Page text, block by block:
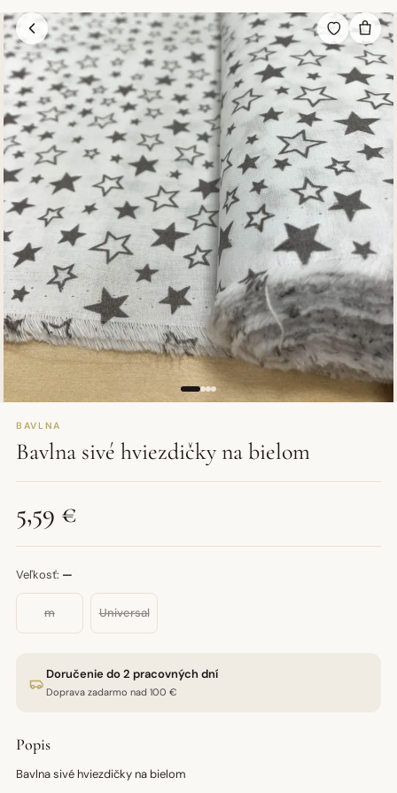
BAVLNA
Bavlna sivé hviezdičky na bielom
5,59 €
Veľkosť: —
m Universal
Doručenie do 2 pracovných dní
Doprava zadarmo nad 100 €
Popis
Bavlna sivé hviezdičky na bielom